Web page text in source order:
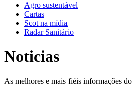
Agro sustentável
Cartas
Scot na mídia
Radar Sanitário
Noticias
As melhores e mais fiéis informações